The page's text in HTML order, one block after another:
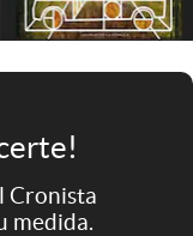
Cronista
medida.